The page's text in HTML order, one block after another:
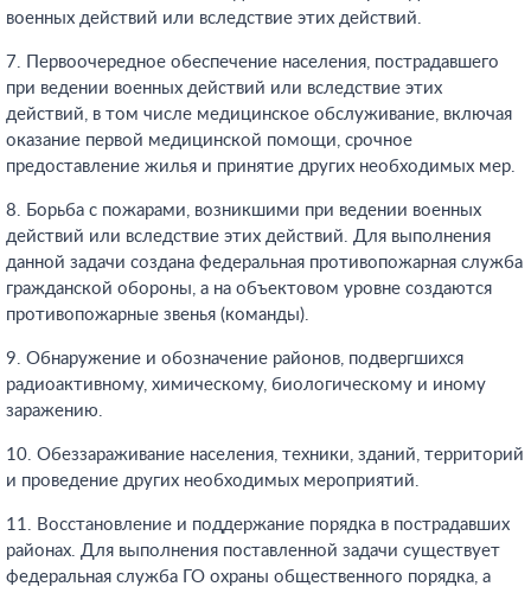
военных действий или вследствие этих действий.
7. Первоочередное обеспечение населения, пострадавшего
при ведении военных действий или вследствие этих
действий, в том числе медицинское обслуживание, включая
оказание первой медицинской помощи, срочное
предоставление жилья и принятие других необходимых мер.
8. Борьба с пожарами, возникшими при ведении военных
действий или вследствие этих действий. Для выполнения
данной задачи создана федеральная противопожарная служба
гражданской обороны, а на объектовом уровне создаются
противопожарные звенья (команды).
9. Обнаружение и обозначение районов, подвергшихся
радиоактивному, химическому, биологическому и иному
заражению.
10. Обеззараживание населения, техники, зданий, территорий
и проведение других необходимых мероприятий.
11. Восстановление и поддержание порядка в пострадавших
районах. Для выполнения поставленной задачи существует
федеральная служба ГО охраны общественного порядка, а